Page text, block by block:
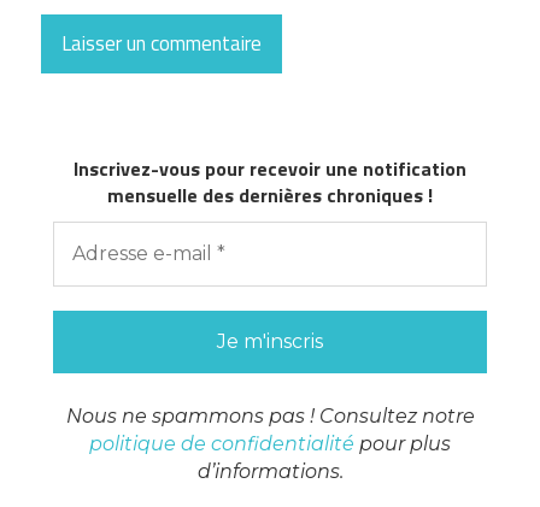
Inscrivez-vous pour recevoir une notification
mensuelle des dernières chroniques !
Nous ne spammons pas ! Consultez notre
politique de confidentialité pour plus
d’informations.